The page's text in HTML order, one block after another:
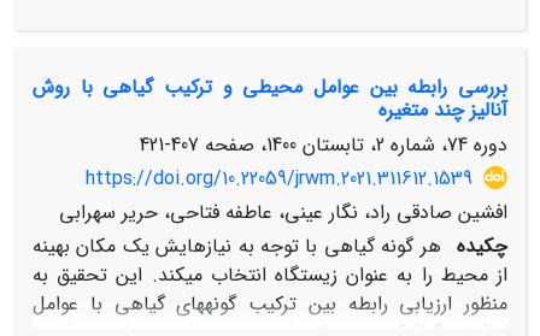
انجام شده است. نمونه‌های خاک از ۱۰۰ نقطه جمع‌آوری،
مکانی شوری خاک با استفاده از مدل RF مدل‌سازی شد. هفت
متغیر محیطی شامل شاخص سبزینگی، شدت تابش پخشیده،
شاخص همواری کف دره، شاخص تفاضلی پوشش گیاهی
نرمال شده، شاخص شوری، شاخص اثر باد و درخشندگی بر
اساس روش جنگل تصادفی از مدل رقومی ارتفاع و داده‌های
ماهوارهی سنتتیل 2 بودند. این مدل با استفاده از ۸۰ درصد از
داده‌ها برای آموزش و ۲۰ درصد برای اعتبارسنجی طراحی شد
و کارایی آن از طریق آماره­های ریشه دوم میانگین مربعات
خطا RMSE))، ضریب تعیین (R²) و ضریب همبستگی تطابق
بررسی رابطه بین عوامل محیطی و ترکیب گیاهی با روش
آنالیز چند متغیره
دوره 74، شماره 2، تابستان 1400، صفحه
407-421
https://doi.org/10.22059/jrwm.2021.311612.1539
افشین صادقی راد، نگار عینی، عاطفه فتاحی، حریر سهرابی
چکیده هر گونه گیاهی با توجه به نیازهایش یک مکان بهینه
از محیط را به عنوان زیستگاه انتخاب می‏کند. این تحقیق به
منظور ارزیابی رابطه بین ترکیب گونه‏های گیاهی با عوامل